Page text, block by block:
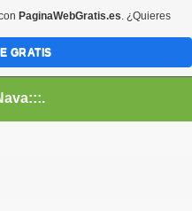
PaginaWebGratis.es. ¿Quieres
GRATIS